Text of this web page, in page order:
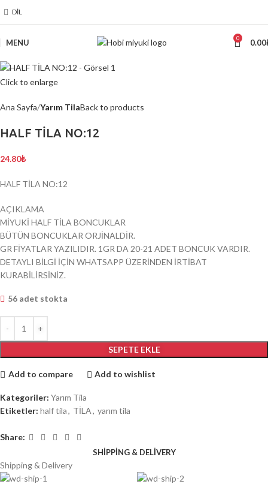
DIL
MENU 0 0.00
Click to enlarge
Ana Sayfa Yarım TilaBack to products
HALF TİLA NO:12
24.80₺
HALF TİLA NO:12
AÇIKLAMA
MİYUKİ HALF TİLA BONCUKLAR
BÜTÜN BONCUKLAR ORJİNALDİR.
GR FİYATLAR YAZILIDIR. 1GR DA 20-21 ADET BONCUK VARDIR.
DETAYLI BİLGİ İÇİN WHATSAPP ÜZERİNDEN İRTİBAT
KURABİLİRSİNİZ.
56 adet stokta
SEPETE EKLE
Add to compare Add to wishlist
Kategoriler: Yarım Tila
Etiketler: half tila, TİLA, yarım tila
Share:
SHIPPING & DELIVERY
Shipping & Delivery